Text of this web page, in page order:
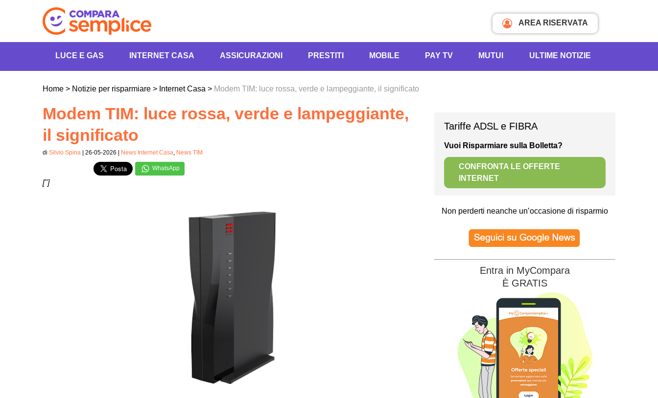
AREA RISERVATA
LUCE E GAS INTERNET CASA ASSICURAZIONI PRESTITI MOBILE PAY TV MUTUI ULTIME NOTIZIE
Home > Notizie per risparmiare > Internet Casa > Modem TIM: luce rossa, verde e lampeggiante, il significato
Modem TIM: luce rossa, verde e lampeggiante,
il significato
di Silvio Spina | 26-05-2026 | News Internet Casa, News TIM
WhatsApp
['']
Tariffe ADSL e FIBRA
Vuoi Risparmiare sulla Bolletta?
CONFRONTA LE OFFERTE
INTERNET
Non perderti neanche un’occasione di risparmio
Entra in MyCompara
È GRATIS